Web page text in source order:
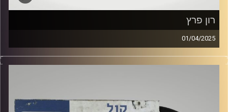
רון פרץ
01/04/2025
שעה של מוזיקה ישראלית עם שוהם ויצמן
Elior Buchnik